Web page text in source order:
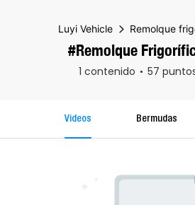
Luyi Vehicle Remolque
#Remolque
1 contenido 57
Videos Bermudas